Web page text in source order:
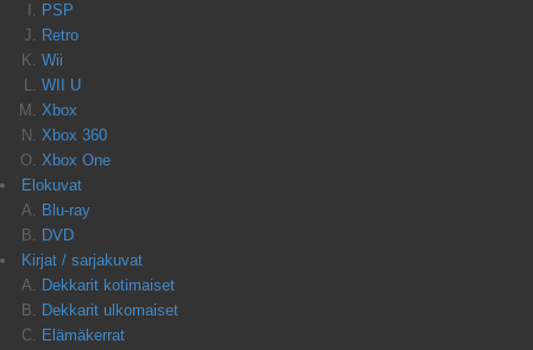
PSP
Retro
Wii
WII U
Xbox
Xbox 360
Xbox One
Elokuvat
Blu-ray
DVD
Kirjat / sarjakuvat
Dekkarit kotimaiset
Dekkarit ulkomaiset
Elämäkerrat